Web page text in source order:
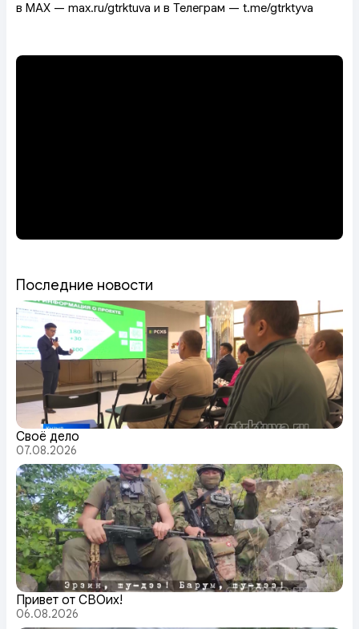
в MAX — max.ru/gtrktuva и в Телеграм — t.me/gtrktyva
Последние новости
Своё дело
07.08.2026
Привет от СВОих!
06.08.2026